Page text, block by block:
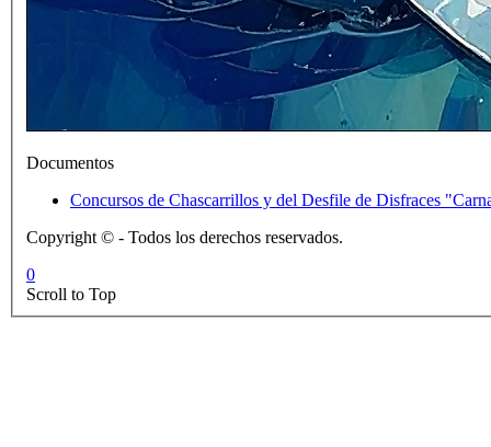
Documentos
Concursos de
Copyright © - Todos los derechos reservados.
0
Scroll to Top